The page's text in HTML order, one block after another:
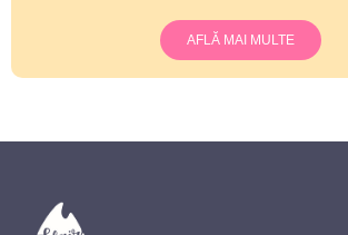
AFLĂ MAI MULTE